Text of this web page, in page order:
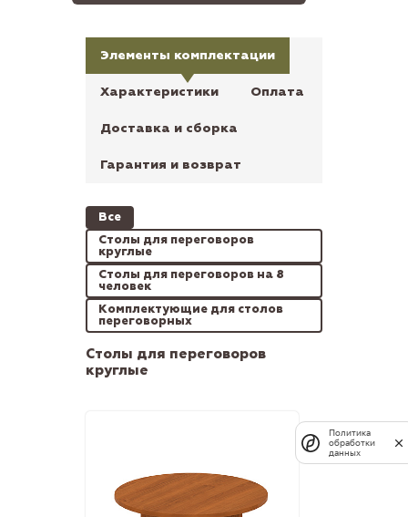
Элементы комплектации
Характеристики Оплата
Доставка и сборка
Гарантия и возврат
Все
Столы для переговоров
круглые
Столы для переговоров на 8
человек
Комплектующие для столов
переговорных
Столы для переговоров
круглые
Политика
обработки
данных